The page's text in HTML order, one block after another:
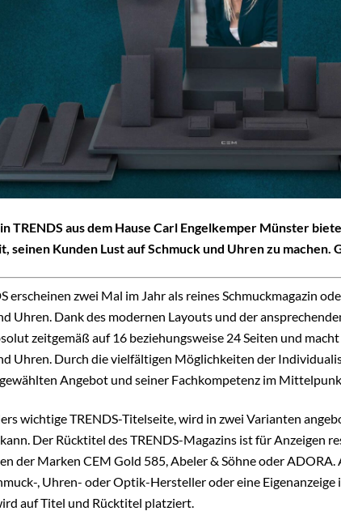
TRENDS aus dem Hause Carl Engelkemper Münster
seinen Kunden Lust auf Schmuck und Uhren zu machen.
erscheinen zwei Mal im Jahr als reines Schmuckmagazin
Uhren. Dank des modernen Layouts und der
zeitgemäß auf 16 beziehungsweise 24 Seiten und
Uhren. Durch die vielfältigen Möglichkeiten der
Angebot und seiner Fachkompetenz im
wichtige TRENDS-Titelseite, wird in zwei Varianten
Der Rücktitel des TRENDS-Magazins ist für Anzeigen
der Marken CEM Gold 585, Abeler & Söhne oder
, Uhren- oder Optik-Hersteller oder eine
auf Titel und Rücktitel platziert.